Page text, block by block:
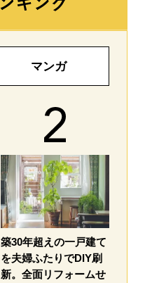
マンガ
築30年超えの一戸建て
を夫婦ふたりでDIY刷
新。全面リフォームせ